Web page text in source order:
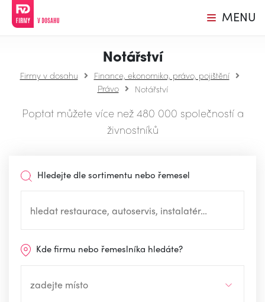
MENU
Notářství
Firmy v dosahu
Finance, ekonomika, právo, pojištění
Právo
Notářství
Poptat můžete více než 480 000 společností a
živnostníků
Hledejte dle sortimentu nebo řemesel
Kde firmu nebo řemeslníka hledáte?